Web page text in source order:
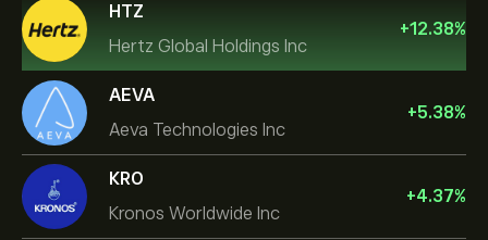
HTZ
Hertz Global Holdings Inc
+12.38%
AEVA
Aeva Technologies Inc
+5.38%
KRO
Kronos Worldwide Inc
+4.37%